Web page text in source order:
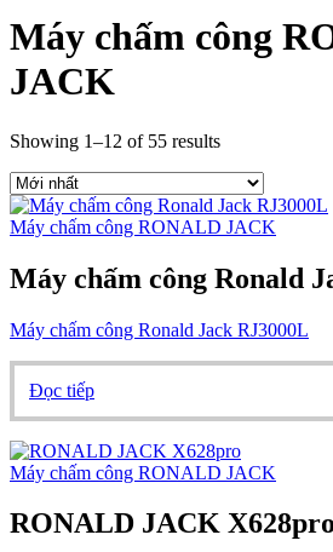
Máy chấm công
JACK
Showing 1–12 of 55 results
Máy chấm công RONALD JACK
Máy chấm công Ronald
Máy chấm công Ronald Jack RJ3000L
Đọc tiếp
Máy chấm công RONALD JACK
RONALD JACK X628pro